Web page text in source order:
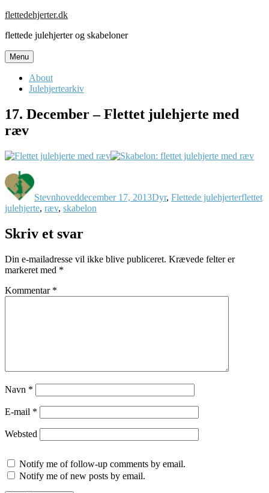
Skip
content
flettedehjerter.dk
flettede julehjerter og skabeloner
Menu
About
Julehjertearkiv
17. December – Flettet julehjerte med
ræv
Stevnhoveddecember 17, 2013Dyr, Flettede julehjerterflettet
julehjerte, ræv, skabelon
Skriv et svar
Din e-mailadresse vil ikke blive publiceret. Krævede felter er
markeret med *
Kommentar *
Navn *
E-mail *
Websted
Notify me of follow-up comments by email.
Notify me of new posts by email.